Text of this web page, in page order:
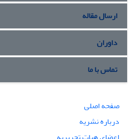
ارسال مقاله
داوران
تماس با ما
صفحه اصلی
درباره نشریه